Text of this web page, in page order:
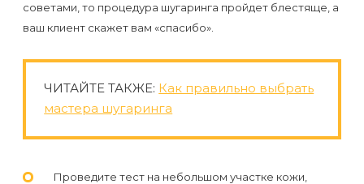
Противопоказания
к
эпиляции
знать
советами, то процедура шугаринга пройдет блестяще, а
ваш клиент скажет вам «спасибо».
ЧИТАЙТЕ ТАКЖЕ: Как правильно выбрать
мастера шугаринга
Проведите тест на небольшом участке кожи,